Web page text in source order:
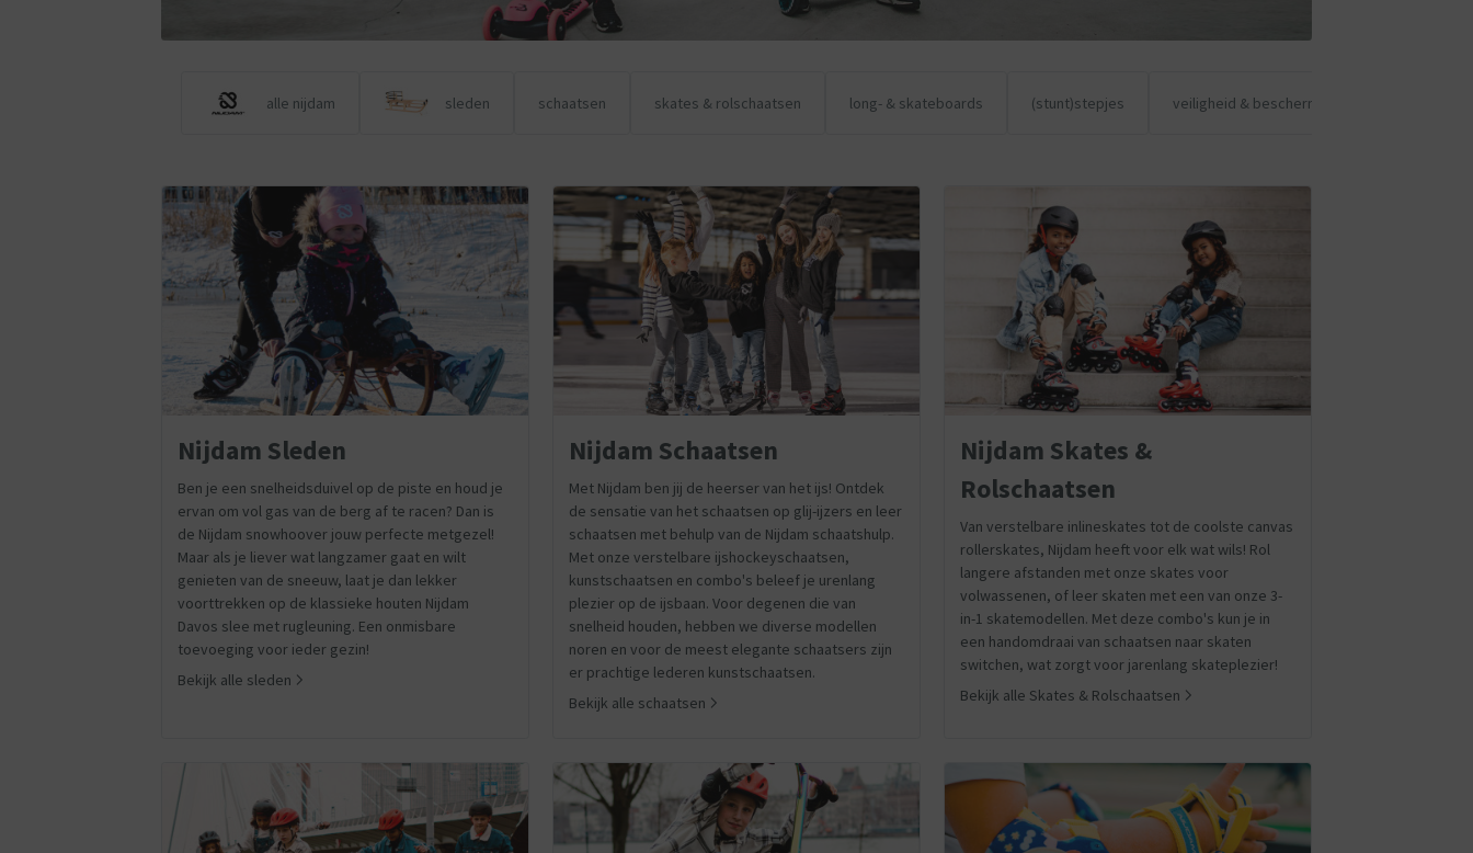
alle nijdam sleden schaatsen skates & rolschaatsen long- & skateboards (stunt)stepjes veiligheid & bescherming
Nijdam Sleden
Ben je een snelheidsduivel op de piste en houd je
ervan om vol gas van de berg af te racen? Dan is
de Nijdam snowhoover jouw perfecte metgezel!
Maar als je liever wat langzamer gaat en wilt
genieten van de sneeuw, laat je dan lekker
voorttrekken op de klassieke houten Nijdam
Davos slee met rugleuning. Een onmisbare
toevoeging voor ieder gezin!
Bekijk alle sleden
Nijdam Schaatsen
Met Nijdam ben jij de heerser van het ijs! Ontdek
de sensatie van het schaatsen op glij-ijzers en leer
schaatsen met behulp van de Nijdam schaatshulp.
Met onze verstelbare ijshockeyschaatsen,
kunstschaatsen en combo's beleef je urenlang
plezier op de ijsbaan. Voor degenen die van
snelheid houden, hebben we diverse modellen
noren en voor de meest elegante schaatsers zijn
er prachtige lederen kunstschaatsen.
Bekijk alle schaatsen
Nijdam Skates &
Rolschaatsen
Van verstelbare inlineskates tot de coolste canvas
rollerskates, Nijdam heeft voor elk wat wils! Rol
langere afstanden met onze skates voor
volwassenen, of leer skaten met een van onze 3-
in-1 skatemodellen. Met deze combo's kun je in
een handomdraai van schaatsen naar skaten
switchen, wat zorgt voor jarenlang skateplezier!
Bekijk alle Skates & Rolschaatsen